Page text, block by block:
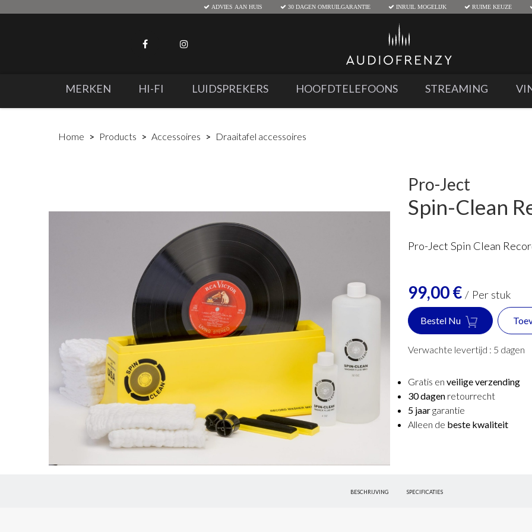
ADVIES AAN HUIS 30 DAGEN OMRUILGARANTIE INRUIL MOGELIJK RUIME KEUZE
MERKEN HI-FI LUIDSPREKERS HOOFDTELEFOONS STREAMING
Home Products Accessoires Draaitafel accessoires
Pro-Ject
Spin-Clean
Pro-Ject Spin Clean
99,00€ / Per stuk
Bestel Nu
Verwachte levertijd : 5 dagen
Gratis en veilige verzending
30 dagen retourrecht
5 jaargarantie
Alleen de beste kwaliteit
BESCHRIJVING SPECIFICATIES